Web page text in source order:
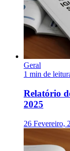
Geral
1 min de
Relatório
2025
26 Fevereiro,